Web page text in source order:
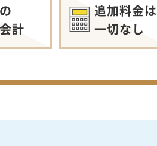
計
追加料金は
一切なし